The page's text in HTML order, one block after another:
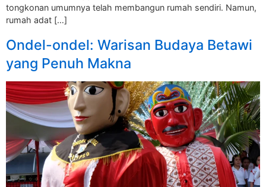
tongkonan umumnya telah membangun rumah sendiri. Namun,
rumah adat […]
Ondel-ondel: Warisan Budaya Betawi
yang Penuh Makna